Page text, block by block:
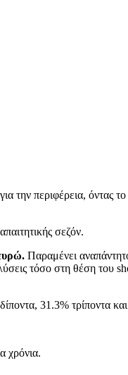
την περιφέρεια, όντας
σεζόν.
Παραμένει
τόσο στη θέση του
31.3% τρίποντα και
χρόνια.